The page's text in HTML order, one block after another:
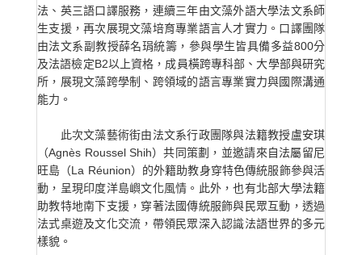
法、英三語口譯服務，連續三年由文藻外語大學法文系師
生支援，再次展現文藻培育專業語言人才實力。口譯團隊
由法文系副教授薛名琄統籌，參與學生皆具備多益800分
及法語檢定B2以上資格，成員橫跨專科部、大學部與研究
所，展現文藻跨學制、跨領域的語言專業實力與國際溝通
能力。
此次文藻藝術街由法文系行政團隊與法籍教授盧安琪
（Agnès Roussel Shih）共同策劃，並邀請來自法屬留尼
旺島（La Réunion）的外籍助教身穿特色傳統服飾參與活
動，呈現印度洋島嶼文化風情。此外，也有北部大學法籍
助教特地南下支援，穿著法國傳統服飾與民眾互動，透過
法式桌遊及文化交流，帶領民眾深入認識法語世界的多元
樣貌。